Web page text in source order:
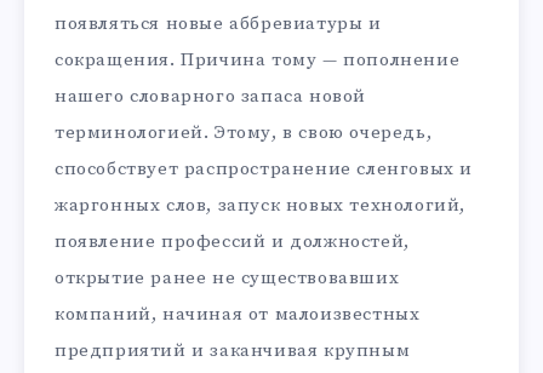
появляться новые аббревиатуры и
сокращения. Причина тому — пополнение
нашего словарного запаса новой
терминологией. Этому, в свою очередь,
способствует распространение сленговых и
жаргонных слов, запуск новых технологий,
появление профессий и должностей,
открытие ранее не существовавших
компаний, начиная от малоизвестных
предприятий и заканчивая крупным